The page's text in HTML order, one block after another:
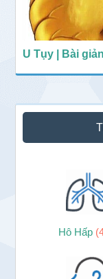
U Tụy | Bài
Hô Hấp